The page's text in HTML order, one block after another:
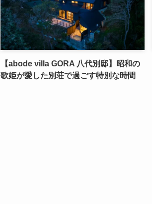
【abode villa GORA 八代別邸】昭和の
歌姫が愛した別荘で過ごす特別な時間